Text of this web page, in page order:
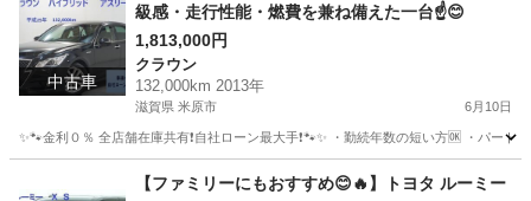
中古車
級感・走行性能・燃費を兼ね備えた一台☝️😊
1,813,000円
クラウン
132,000km 2013年
滋賀県 米原市 6月10日
✨🐾金利０％ 全店舗在庫共有❗️自社ローン最大手❗️🐾✨ ・勤続年数の短い方🆗 ・パー
アスリート
【ファミリーにもおすすめ😊🔥】トヨタ ルーミー